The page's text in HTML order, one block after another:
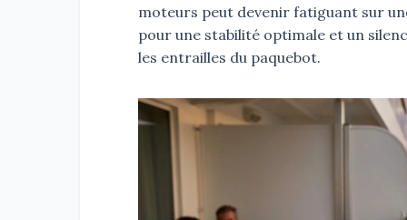
moteurs peut devenir fatiguant sur
pour une stabilité optimale et un
les entrailles du paquebot.